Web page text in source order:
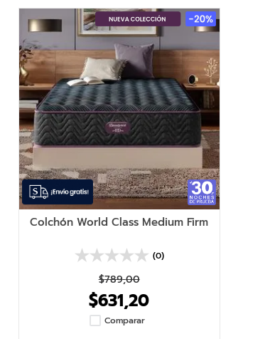
Colchón World Class Medium Firm
(0)
$789,00
$631,20
Comparar